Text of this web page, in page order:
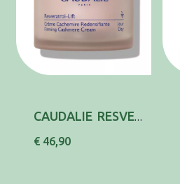
CAUDALIE RESVER-LIFT FIRM CR CAXEM 50ML
€ 46,90